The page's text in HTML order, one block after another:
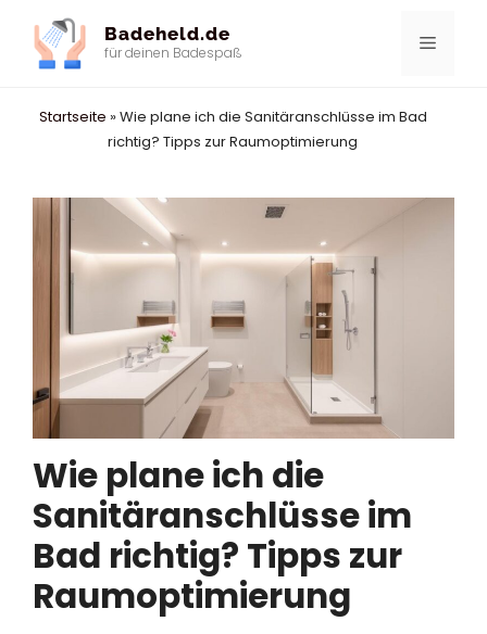
Inhalt
springen
Badeheld.de
für deinen Badespaß Menü
Startseite »Wie plane ich die Sanitäranschlüsse im Bad
richtig? Tipps zur Raumoptimierung
Wie plane ich die
Sanitäranschlüsse im
Bad richtig? Tipps zur
Raumoptimierung